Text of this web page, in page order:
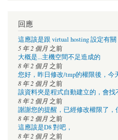
回應
這應該是跟 virtual hosting 設定有關
5 年 2 個月 之前
大概是...主機空間不足造成的
8 年 2 個月 之前
您好，昨日修改/tmp的權限後，今
8 年 2 個月 之前
該資料夾是程式自動建立的，會找
8 年 2 個月 之前
謝謝您的提醒，已經修改權限了，
8 年 2 個月 之前
這應該是D8 對吧，
8 年 2 個月 之前